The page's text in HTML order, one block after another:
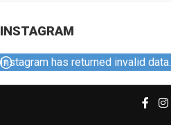
INSTAGRAM
Instagram has returned invalid data.